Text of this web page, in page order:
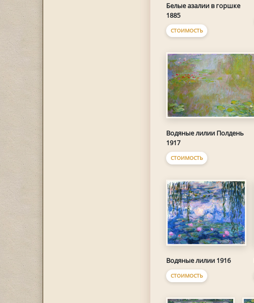
Белые азалии в горшке
1885
СТОИМОСТЬ
Водяные лилии Полдень
1917
СТОИМОСТЬ
Водяные лилии 1916
СТОИМОСТЬ